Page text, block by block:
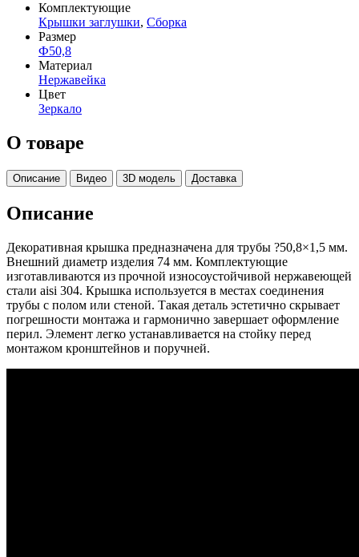
Комплектующие
Крышки заглушки, Сборка
Размер
Ф50,8
Материал
Нержавейка
Цвет
Зеркало
О товаре
Описание Видео 3D модель Доставка
Описание
Декоративная крышка предназначена для трубы ?50,8×1,5 мм.
Внешний диаметр изделия 74 мм. Комплектующие
изготавливаются из прочной износоустойчивой нержавеющей
стали aisi 304. Крышка используется в местах соединения
трубы с полом или стеной. Такая деталь эстетично скрывает
погрешности монтажа и гармонично завершает оформление
перил. Элемент легко устанавливается на стойку перед
монтажом кронштейнов и поручней.